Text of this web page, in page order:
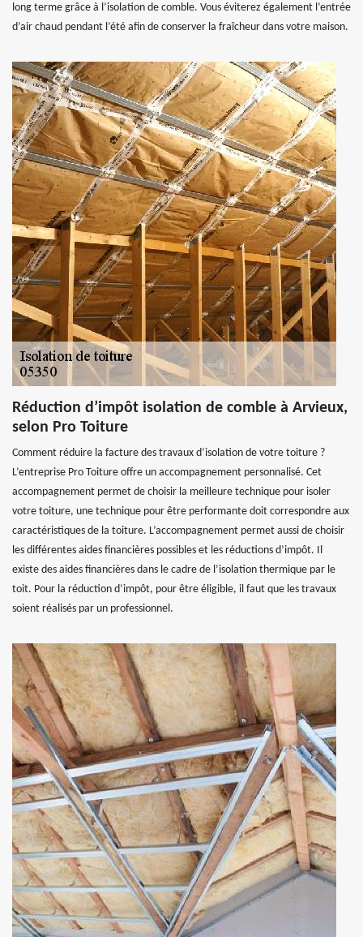
long terme grâce à l’isolation de comble. Vous éviterez également l’entrée
d’air chaud pendant l’été afin de conserver la fraîcheur dans votre maison.
Réduction d’impôt isolation de comble à Arvieux,
selon Pro Toiture
Comment réduire la facture des travaux d’isolation de votre toiture ?
L’entreprise Pro Toiture offre un accompagnement personnalisé. Cet
accompagnement permet de choisir la meilleure technique pour isoler
votre toiture, une technique pour être performante doit correspondre aux
caractéristiques de la toiture. L’accompagnement permet aussi de choisir
les différentes aides financières possibles et les réductions d’impôt. Il
existe des aides financières dans le cadre de l’isolation thermique par le
toit. Pour la réduction d’impôt, pour être éligible, il faut que les travaux
soient réalisés par un professionnel.